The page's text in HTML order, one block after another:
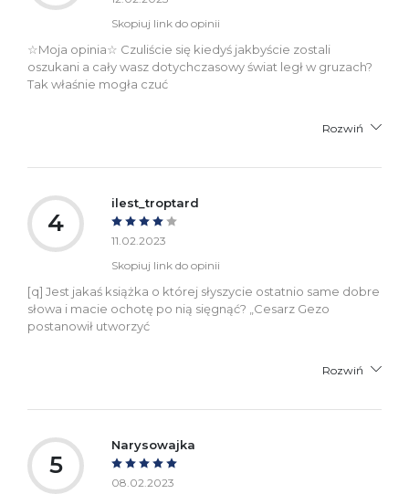
Skopiuj link do opinii
☆Moja opinia☆ Czuliście się kiedyś jakbyście zostali
oszukani a cały wasz dotychczasowy świat legł w gruzach?
Tak właśnie mogła czuć
Rozwiń
4
ilest_troptard
11.02.2023
Skopiuj link do opinii
[q] Jest jakaś książka o której słyszycie ostatnio same dobre
słowa i macie ochotę po nią sięgnąć? „Cesarz Gezo
postanowił utworzyć
Rozwiń
5
Narysowajka
08.02.2023